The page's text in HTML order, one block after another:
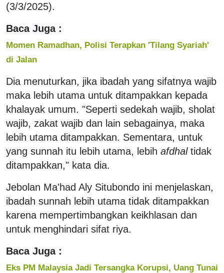
(3/3/2025).
Baca Juga :
Momen Ramadhan, Polisi Terapkan 'Tilang Syariah'
di Jalan
Dia menuturkan, jika ibadah yang sifatnya wajib
maka lebih utama untuk ditampakkan kepada
khalayak umum. "Seperti sedekah wajib, sholat
wajib, zakat wajib dan lain sebagainya, maka
lebih utama ditampakkan. Sementara, untuk
yang sunnah itu lebih utama, lebih afdhaltidak
ditampakkan," kata dia.
Jebolan Ma'had Aly Situbondo ini menjelaskan,
ibadah sunnah lebih utama tidak ditampakkan
karena mempertimbangkan keikhlasan dan
untuk menghindari sifat riya.
Baca Juga :
Eks PM Malaysia Jadi Tersangka Korupsi, Uang Tunai